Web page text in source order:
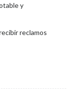
y
reclamos